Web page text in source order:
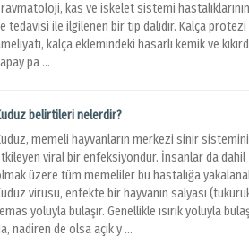
kas ve iskelet sistemi
tedavisi ile ilgilenen bir tıp dalıdır. Kalça protezi
kalça eklemindeki hasarlı kemik ve
pa ...
belirtileri nelerdir?
memeli hayvanların merkezi sinir sistemini
viral bir enfeksiyondur. İnsanlar da dahil
üzere tüm memeliler bu hastalığa
virüsü, enfekte bir hayvanın salyası
yoluyla bulaşır. Genellikle ısırık yoluyla
nadiren de olsa açık y ...